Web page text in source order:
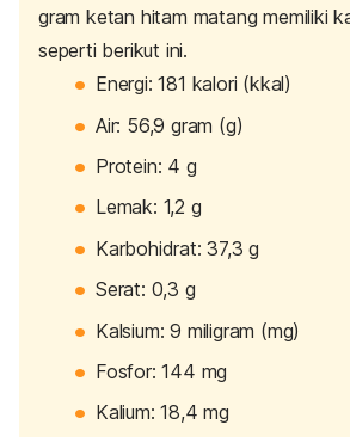
gram ketan hitam matang memiliki
seperti berikut ini.
Energi: 181 kalori (kkal)
Air: 56,9 gram (g)
Protein: 4 g
Lemak: 1,2 g
Karbohidrat: 37,3 g
Serat: 0,3 g
Kalsium: 9 miligram (mg)
Fosfor: 144 mg
Kalium: 18,4 mg